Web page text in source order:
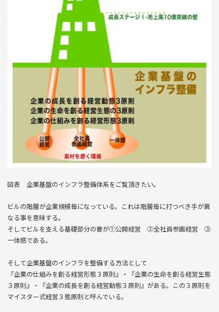
図表 企業基盤のインフラ整備体系をご覧頂きたい。
ビルの階層が企業規模毎になっている。これは階層毎に打つべき手が異
なる事を意味する。
そしてビルを支える基礎部分の要が①公開経営 ②全社員参画経営 ③
一体感である。
そして企業基盤のインフラを整備する方法として
『企業の仕組みを創る経営形態３原則』・『企業の生命を創る経営生態
３原則』・『企業の成長を創る経営動態３原則』がある。この３原則を
マイスター式経営３態原則と呼んでいる。